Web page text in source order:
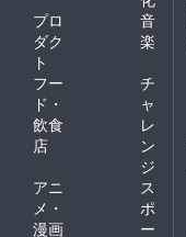
プロ
ダク
ト
音
楽
フー
ド・
飲食
店
チ
ャ
レ
ン
ジ
アニ
メ・
漫画
ス
ポ
ー